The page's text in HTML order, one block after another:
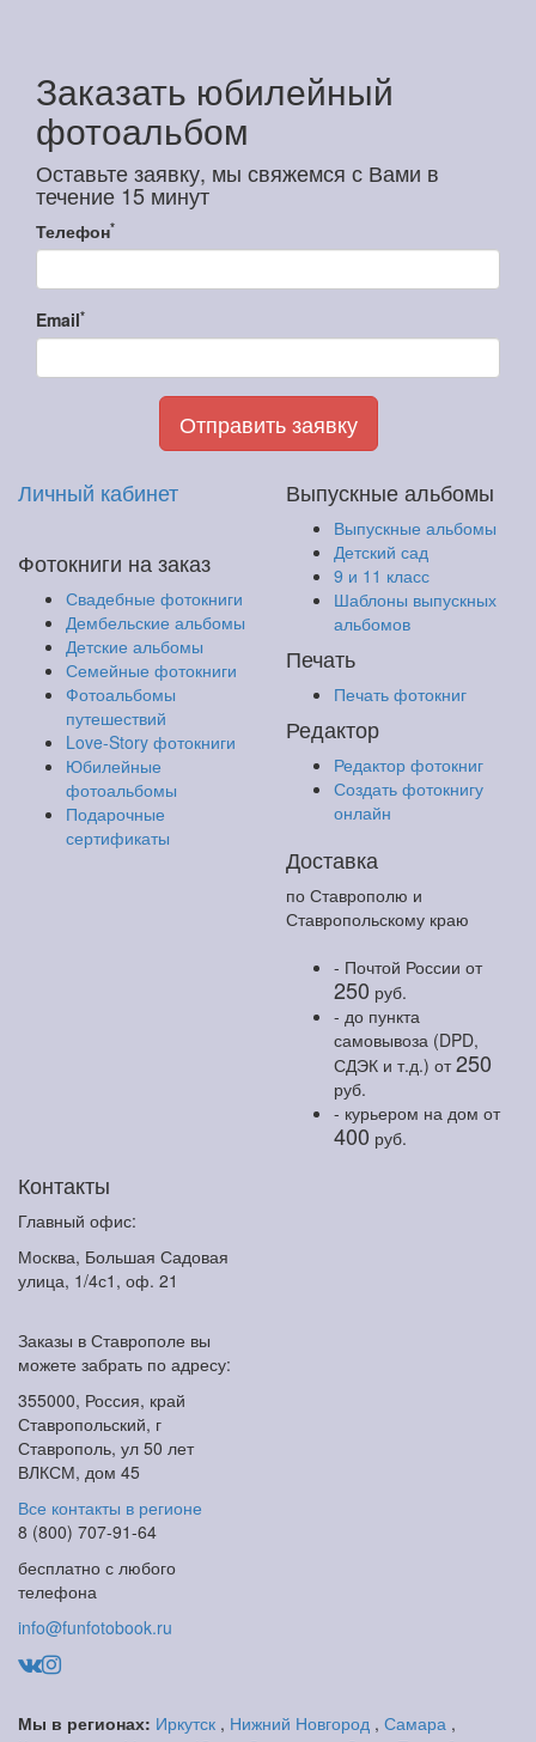
Заказать юбилейный
фотоальбом
Оставьте заявку, мы свяжемся с Вами в
течение 15 минут
Телефон*
Email*
Отправить заявку
Личный кабинет
Фотокниги на заказ
Свадебные фотокниги
Дембельские альбомы
Детские альбомы
Семейные фотокниги
Фотоальбомы
путешествий
Love-Story фотокниги
Юбилейные
фотоальбомы
Подарочные
сертификаты
Выпускные альбомы
Выпускные альбомы
Детский сад
9 и 11 класс
Шаблоны выпускных
альбомов
Печать
Печать фотокниг
Редактор
Редактор фотокниг
Создать фотокнигу
онлайн
Доставка
по Ставрополю и
Ставропольскому краю
- Почтой России от
250 руб.
- до пункта
самовывоза (DPD,
СДЭК и т.д.) от250
руб.
- курьером на дом от
400 руб.
Контакты
Главный офис:
Москва, Большая Садовая
улица, 1/4с1, оф. 21
Заказы в Ставрополе вы
можете забрать по адресу:
355000, Россия, край
Ставропольский, г
Ставрополь, ул 50 лет
ВЛКСМ, дом 45
Все контакты в регионе
8 (800) 707-91-64
бесплатно с любого
телефона
info@funfotobook.ru
Мы в регионах: Иркутск , Нижний Новгород , Самара ,